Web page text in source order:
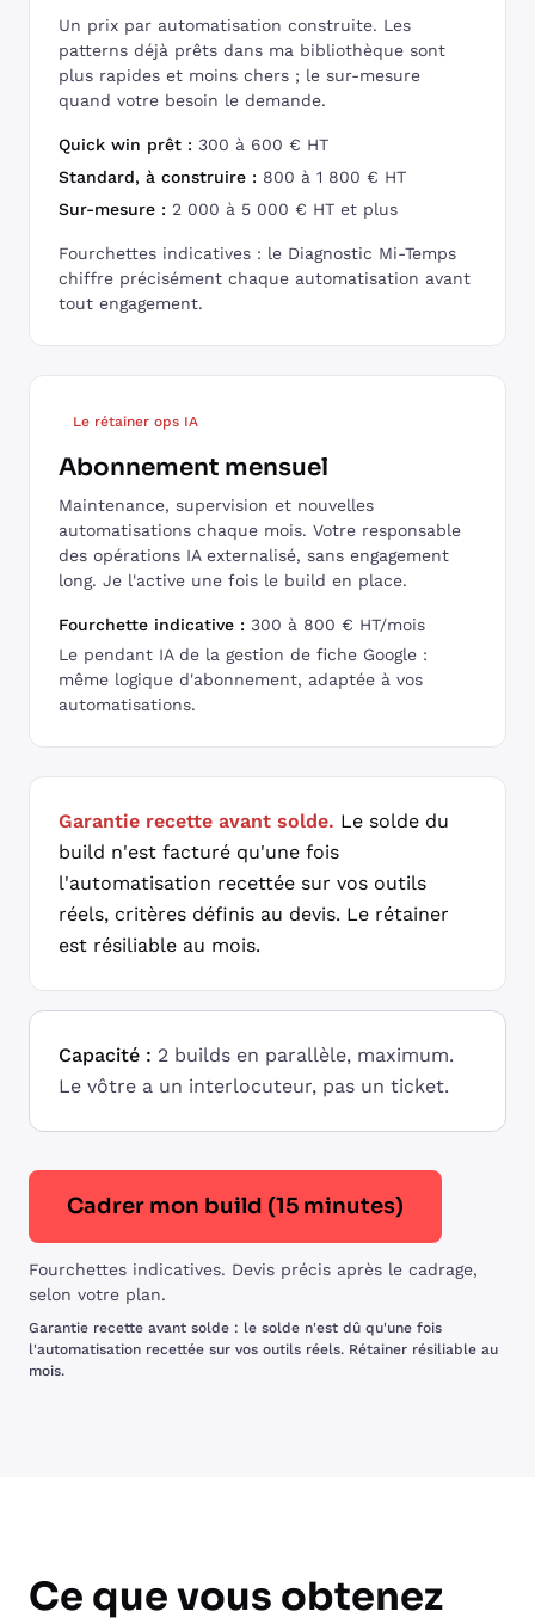
Un prix par automatisation construite. Les
patterns déjà prêts dans ma bibliothèque sont
plus rapides et moins chers ; le sur-mesure
quand votre besoin le demande.
Quick win prêt : 300 à 600 € HT
Standard, à construire : 800 à 1 800 € HT
Sur-mesure : 2 000 à 5 000 € HT et plus
Fourchettes indicatives : le Diagnostic Mi-Temps
chiffre précisément chaque automatisation avant
tout engagement.
Le rétainer ops IA
Abonnement mensuel
Maintenance, supervision et nouvelles
automatisations chaque mois. Votre responsable
des opérations IA externalisé, sans engagement
long. Je l'active une fois le build en place.
Fourchette indicative : 300 à 800 € HT/mois
Le pendant IA de la gestion de fiche Google :
même logique d'abonnement, adaptée à vos
automatisations.
Garantie recette avant solde. Le solde du
build n'est facturé qu'une fois
l'automatisation recettée sur vos outils
réels, critères définis au devis. Le rétainer
est résiliable au mois.
Capacité : 2 builds en parallèle, maximum.
Le vôtre a un interlocuteur, pas un ticket.
Cadrer mon build (15 minutes)
Fourchettes indicatives. Devis précis après le cadrage,
selon votre plan.
Garantie recette avant solde : le solde n'est dû qu'une fois
l'automatisation recettée sur vos outils réels. Rétainer résiliable au
mois.
Ce que vous obtenez